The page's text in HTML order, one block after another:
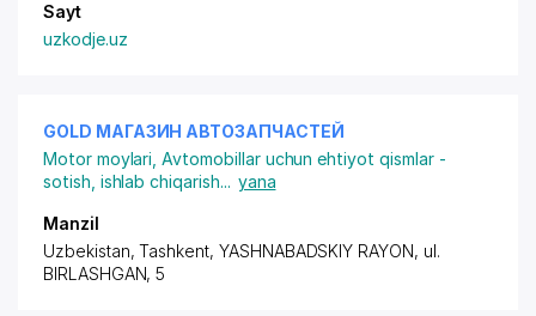
Sayt
uzkodje.uz
GOLD МАГАЗИН АВТОЗАПЧАСТЕЙ
Motor moylari ,Avtomobillar uchun ehtiyot qismlar -
sotish, ishlab chiqarish... yana
Manzil
Uzbekistan, Tashkent, YASHNABADSKIY RAYON, ul.
BIRLASHGAN, 5